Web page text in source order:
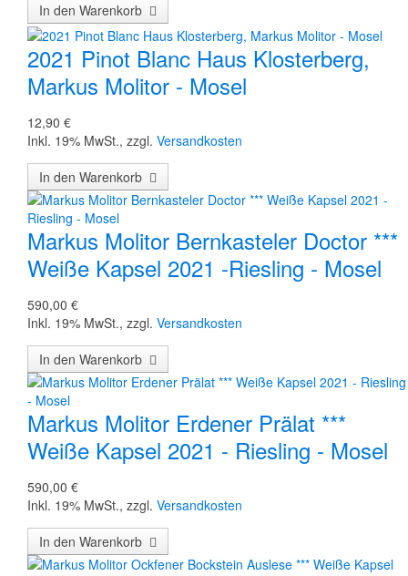
In den Warenkorb
2021 Pinot Blanc Haus Klosterberg,
Markus Molitor - Mosel
12,90 €
Inkl. 19% MwSt., zzgl. Versandkosten
In den Warenkorb
Markus Molitor Bernkasteler Doctor ***
Weiße Kapsel 2021 -Riesling - Mosel
590,00 €
Inkl. 19% MwSt., zzgl. Versandkosten
In den Warenkorb
Markus Molitor Erdener Prälat ***
Weiße Kapsel 2021 - Riesling - Mosel
590,00 €
Inkl. 19% MwSt., zzgl. Versandkosten
In den Warenkorb